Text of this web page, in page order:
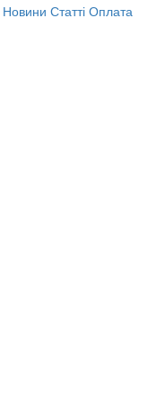
Новини Статті Оплата